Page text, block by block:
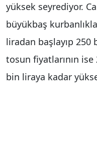
yüksek seyrediyor.
büyükbaş
liradan başlayıp 250
tosun fiyatlarının
bin liraya kadar